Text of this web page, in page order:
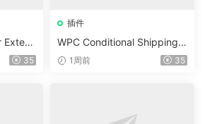
Extens
35
插件
WPC Conditional Shipping &
Payments (Premium) v1.0.2
1周前 35